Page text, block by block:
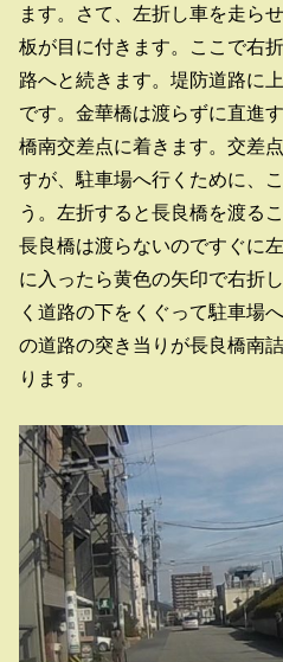
ます。さて、左折し車を走ら
板が目に付きます。ここで右
路へと続きます。堤防道路に
です。金華橋は渡らずに直進
橋南交差点に着きます。交差
すが、駐車場へ行くために、
う。左折すると長良橋を渡る
長良橋は渡らないのですぐに
に入ったら黄色の矢印で右折
く道路の下をくぐって駐車場
の道路の突き当りが長良橋南
ります。